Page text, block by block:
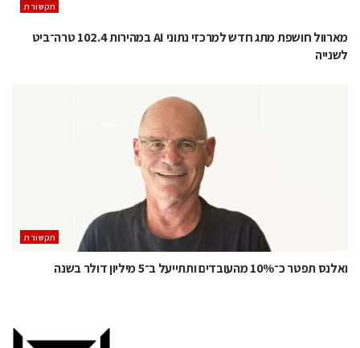
תקשורת
מארוול חושפת מתג חדש למרכזי נתוני AI במהירות 102.4 טרה־ביט
לשנייה
תקשורת
ואלנס תפטר כ־10% מהעובדים ותתייעל ב־5 מיליון דולר בשנה